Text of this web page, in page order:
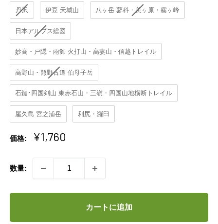
丹沢 伊豆 天城山 八ヶ岳 蓼科・美ヶ原・霧ヶ峰
日本アルプス総図
妙高・戸隠・雨飾 火打山・高妻山・信越トレイル
高野山・熊野古道 伯母子岳
石鎚･四国剣山 東赤石山・三嶺・四国山地横断トレイル
屋久島 宮之浦岳 利尻・羅臼
価格:
販
価
格
¥1,760
数量:
カートに追加